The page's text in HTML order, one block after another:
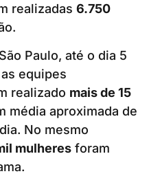
realizadas 6.750
Paulo, até o dia 5
equipes
realizado mais de 15
média aproximada de
No mesmo
mulheres foram